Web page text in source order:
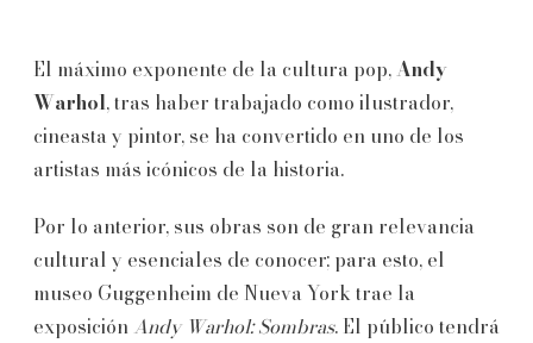
El máximo exponente de la cultura pop,Andy
Warhol, tras haber trabajado como ilustrador,
cineasta y pintor, se ha convertido en uno de los
artistas más icónicos de la historia.
Por lo anterior, sus obras son de gran relevancia
cultural y esenciales de conocer; para esto, el
museo Guggenheim de Nueva York trae la
exposición Andy Warhol: Sombras. El público tendrá